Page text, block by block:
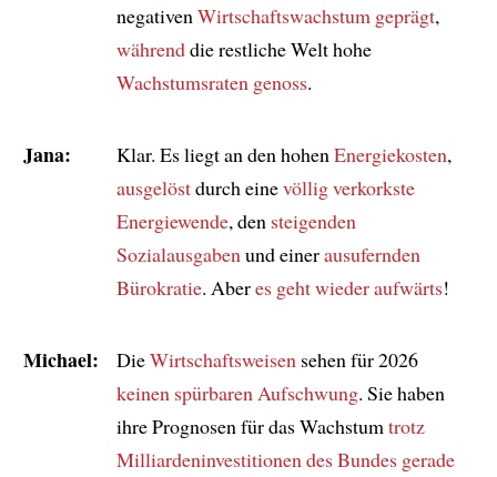
negativen Wirtschaftswachstum geprägt,
währenddie restliche Welt hohe
Wachstumsraten genoss.
Jana: Klar. Es liegt an den hohen Energiekosten,
ausgelöstdurch einevöllig verkorkste
Energiewende, den steigenden
Sozialausgaben und einerausufernden
Bürokratie. Aberes geht wieder aufwärts!
Michael: DieWirtschaftsweisen sehen für 2026
keinen spürbaren Aufschwung. Sie haben
ihre Prognosen für das Wachstum trotz
Milliardeninvestitionen des Bundes gerade